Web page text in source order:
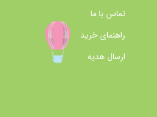
تماس با ما
راهنمای خرید
ارسال هدیه